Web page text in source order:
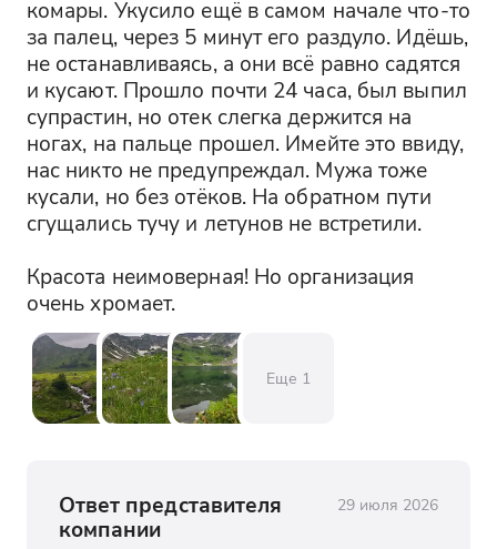
комары. Укусило ещё в самом начале что-то
за палец, через 5 минут его раздуло. Идёшь,
не останавливаясь, а они всё равно садятся
и кусают. Прошло почти 24 часа, был выпил
супрастин, но отек слегка держится на
ногах, на пальце прошел. Имейте это ввиду,
нас никто не предупреждал. Мужа тоже
кусали, но без отёков. На обратном пути
сгущались тучу и летунов не встретили.
Красота неимоверная! Но организация
очень хромает.
Еще 1
Ответ представителя
компании
29 июля 2026